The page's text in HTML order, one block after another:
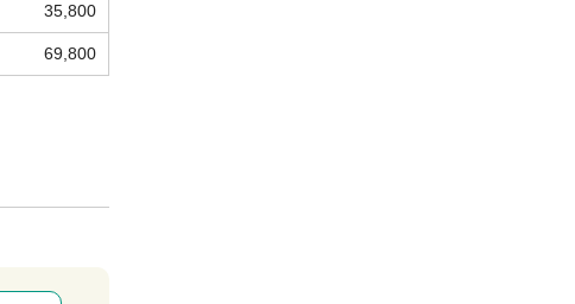
35,800
69,800